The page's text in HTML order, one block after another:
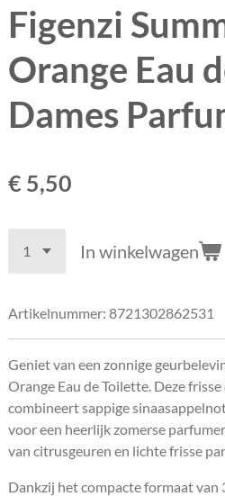
Figenzi
Orange Eau
Dames
€ 5,50
In winkelwagen
Artikelnummer: 8721302862531
Geniet van een zonnige
Orange Eau de Toilette. Deze
combineert sappige
voor een heerlijk zomerse
van citrusgeuren en lichte frisse
Dankzij het compacte formaat van